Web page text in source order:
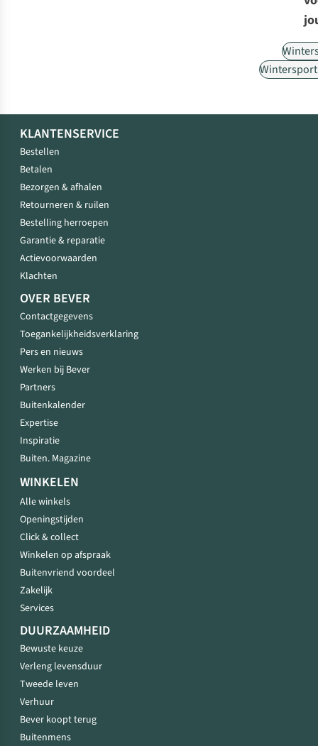
KLANTENSERVICE
Bestellen
Betalen
Bezorgen & afhalen
Retourneren & ruilen
Bestelling herroepen
Garantie & reparatie
Actievoorwaarden
Klachten
OVER BEVER
Contactgegevens
Toegankelijkheidsverklaring
Pers en nieuws
Werken bij Bever
Partners
Buitenkalender
Expertise
Inspiratie
Buiten. Magazine
WINKELEN
Alle winkels
Openingstijden
Click & collect
Winkelen op afspraak
Buitenvriend voordeel
Zakelijk
Services
DUURZAAMHEID
Bewuste keuze
Verleng levensduur
Tweede leven
Verhuur
Bever koopt terug
Buitenmens